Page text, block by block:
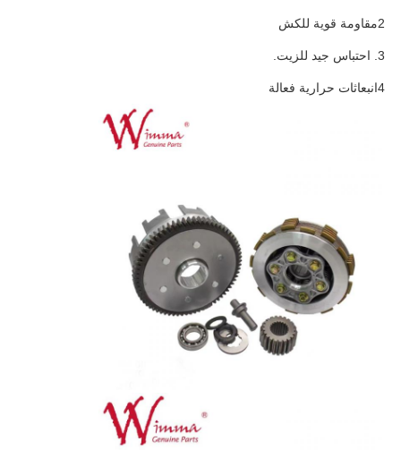
2مقاومة قوية للكش
3. احتباس جيد للزيت.
4انبعاثات حرارية فعالة